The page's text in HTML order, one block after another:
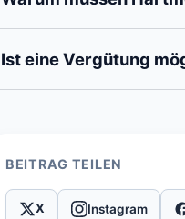
Ist eine Vergütung
BEITRAG TEILEN
X Instagram